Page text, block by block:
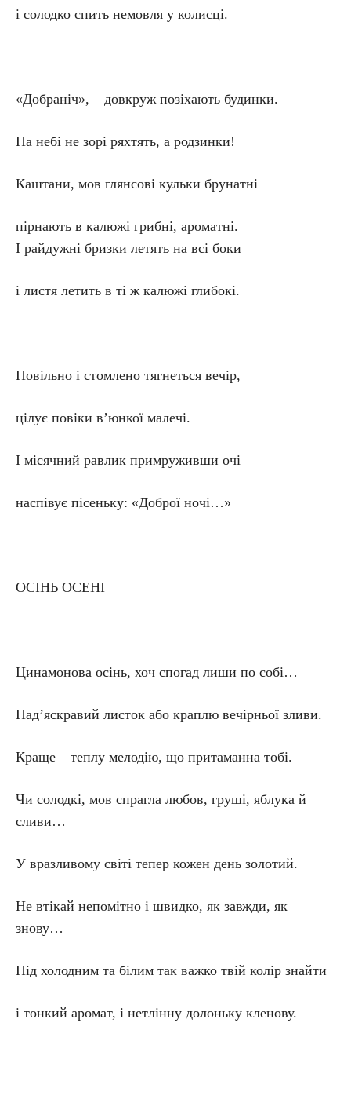
і солодко спить немовля у колисці.
«Добраніч», – довкруж позіхають будинки.
На небі не зорі ряхтять, а родзинки!
Каштани, мов глянсові кульки брунатні
пірнають в калюжі грибні, ароматні.
І райдужні бризки летять на всі боки
і листя летить в ті ж калюжі глибокі.
Повільно і стомлено тягнеться вечір,
цілує повіки в’юнкої малечі.
І місячний равлик примруживши очі
наспівує пісеньку: «Доброї ночі…»
ОСІНЬ ОСЕНІ
Цинамонова осінь, хоч спогад лиши по собі…
Над’яскравий листок або краплю вечірньої зливи.
Краще – теплу мелодію, що притаманна тобі.
Чи солодкі, мов спрагла любов, груші, яблука й
сливи…
У вразливому світі тепер кожен день золотий.
Не втікай непомітно і швидко, як завжди, як
знову…
Під холодним та білим так важко твій колір знайти
і тонкий аромат, і нетлінну долоньку кленову.